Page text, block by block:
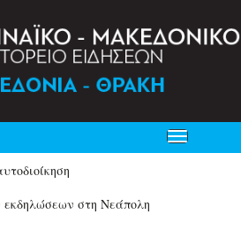
Toggle
navigation
εκδηλώσεων στη Νεάπολη